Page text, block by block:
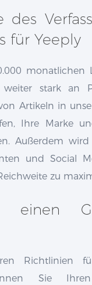
des
für Yeeply
monatlichen
weiter stark an
Artikeln in
Ihre Marke
Außerdem
und Social
zu
Richtlinien
Sie